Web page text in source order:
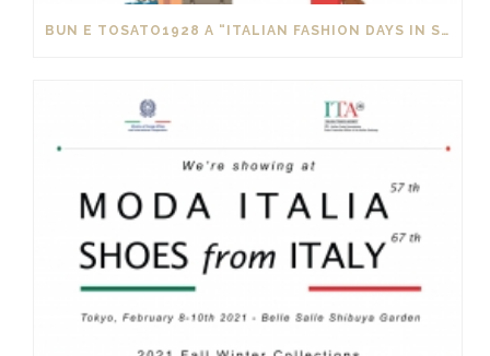
BUN E TOSATO1928 A “ITALIAN FASHION DAYS IN SOUTH KOREA”